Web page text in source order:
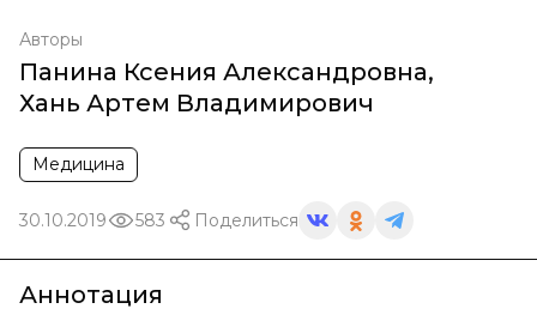
Авторы
Панина Ксения Александровна,
Хань Артем Владимирович
Медицина
30.10.2019 583 Поделиться
Аннотация